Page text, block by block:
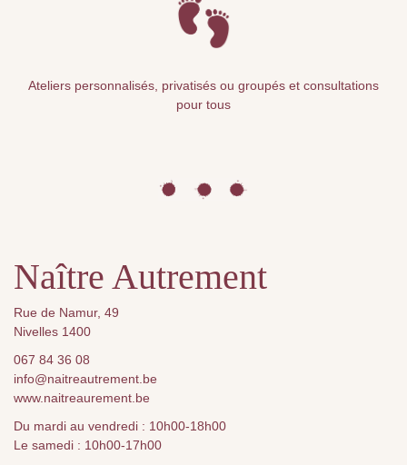
Ateliers personnalisés, privatisés ou groupés et consultations
pour tous
Naître Autrement
Rue de Namur, 49
Nivelles 1400
067 84 36 08
info@naitreautrement.be
www.naitreaurement.be
Du mardi au vendredi : 10h00-18h00
Le samedi : 10h00-17h00